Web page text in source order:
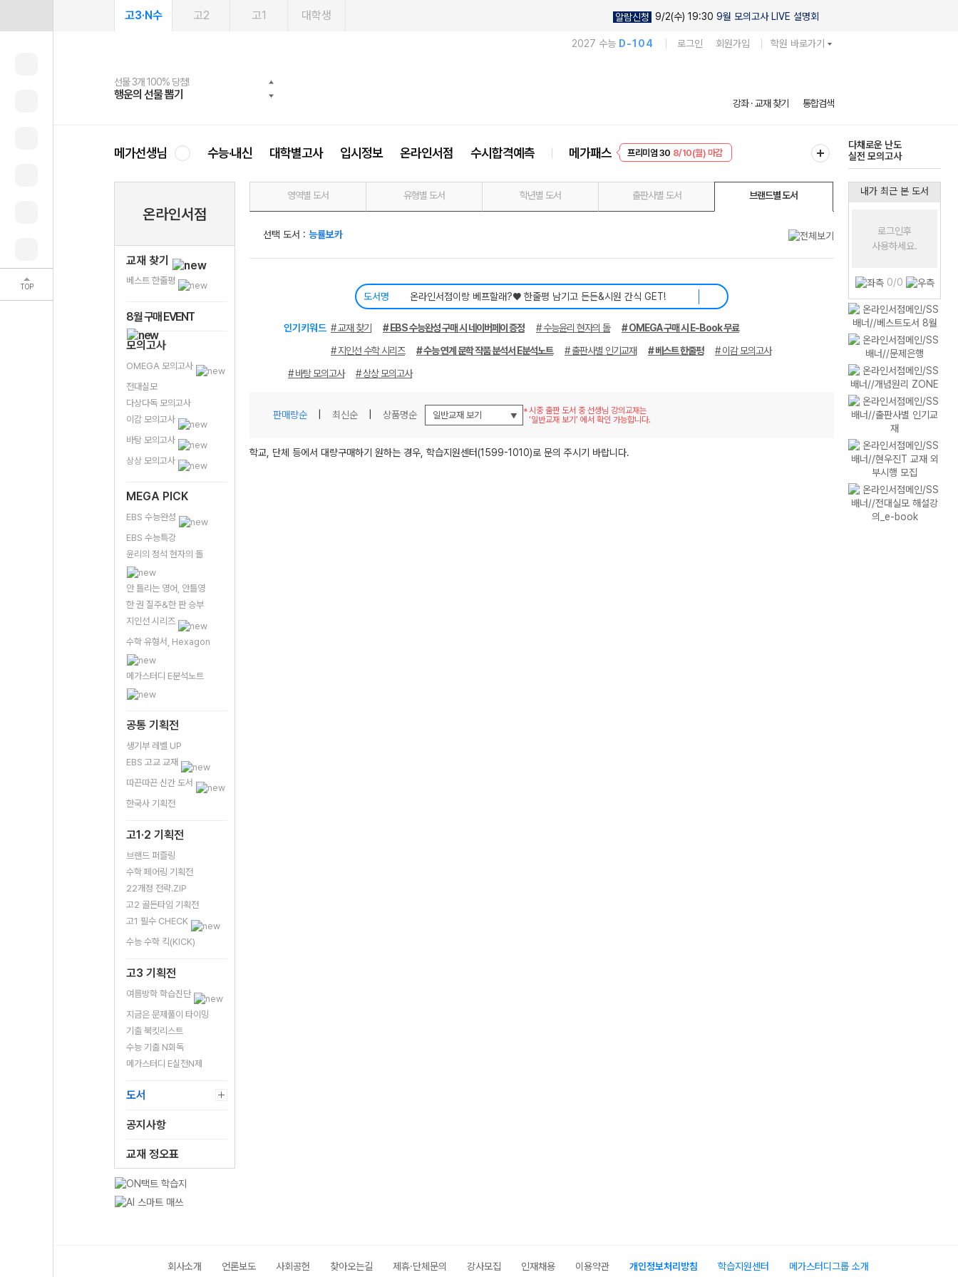
TOP
고3·N수 고2 고1 대학생 알람신청 9/2(수) 19:30 9월 모의고사 LIVE 설명회
2027 수능 D-104 로그인 회원가입 학원 바로가기
메가스터디
선물 3개 100% 당첨!
행운의 선물 뽑기
선물 100% 증정!
메가스터디 X 올리브
여름방학 스터디 캐시백
메가런 썸머스쿨
2027 러셀 단과
강사 공개선발
스마트러닝앱
설문 EVENT
메가패스
3일 무료 체험권
메가패스 수강생 무료혜택!
메가클럽 멤버십
사회공헌 캠페인
희망이룸 메가나눔
강좌 · 교재 찾기 통합검색
메가선생님 수능·내신 대학별고사 입시정보 온라인서점 수시합격예측 메가패스
EVENT 8/10(월) 마감
다채로운 난도
실전 모의고사
온라인서점
교재 찾기
베스트 한줄평
8월 구매 EVENT
모의고사
OMEGA 모의고사
전대실모
다상다독 모의고사
이감 모의고사
바탕 모의고사
상상 모의고사
MEGA PICK
EBS 수능완성
EBS 수능특강
윤리의 정석 현자의 돌
안 틀리는 영어, 안틀영
한 권 질주&한 판 승부
지인선 시리즈
수학 유형서, Hexagon
메가스터디 E분석노트
공통 기획전
생기부 레벨 UP
EBS 고교 교재
따끈따끈 신간 도서
한국사 기획전
고1·2 기획전
브랜드 퍼즐링
수학 페어링 기획전
22개정 전략.ZIP
고2 골든타임 기획전
고1 필수 CHECK
수능 수학 킥(KICK)
고3 기획전
여름방학 학습진단
지금은 문제풀이 타이밍
기출 북킷리스트
수능 기출 N회독
메가스터디 E실전N제
도서
공지사항
교재 정오표
영역별 도서 유형별 도서 학년별 도서 출판사별 도서 브랜드별 도서
선택 도서 : 능률보카
도서명
인기키워드 # 교재 찾기 # EBS 수능완성 구매 시 네이버페이 증정 # 수능윤리 현자의 돌
# OMEGA 구매 시 E-Book 무료
# 지인선 수학 시리즈
# 수능 연계 문학 작품 분석서 E분석노트 # 출판사별 인기교재 # 베스트 한줄평
# 이감 모의고사
# 바탕 모의고사
# 상상 모의고사
판매량순 최신순 상품명순
시중 출판 도서 중 선생님 강의교재는
‘일반교재 보기’ 에서 확인 가능합니다.
학교, 단체 등에서 대량구매하기 원하는 경우, 학습지원센터(1599-1010)로 문의 주시기 바랍니다.
내가 최근 본 도서
로그인후
사용하세요.
0/0
회사소개 언론보도 사회공헌 찾아오는길 제휴·단체문의 강사모집 인재채용 이용약관 개인정보처리방침 학습지원센터 메가스터디그룹 소개